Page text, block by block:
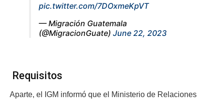
pic.twitter.com/7DOxmeKpVT
— Migración Guatemala
(@MigracionGuate) June 22, 2023
Requisitos
Aparte, el IGM informó que el Ministerio de Relaciones